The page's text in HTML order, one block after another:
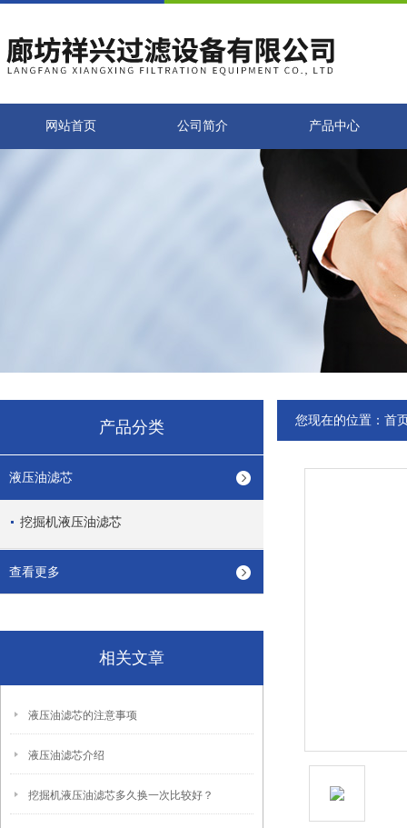
网站首页 公司简介 产品中心
产品分类
液压油滤芯
挖掘机液压油滤芯
查看更多
相关文章
液压油滤芯的注意事项
液压油滤芯介绍
挖掘机液压油滤芯多久换一次比较好？
您现在的位置： 首